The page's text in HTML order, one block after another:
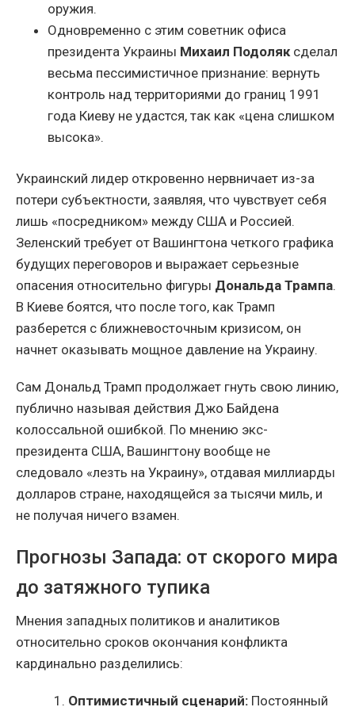
оружия.
Одновременно с этим советник офиса
президента Украины Михаил Подоляксделал
весьма пессимистичное признание: вернуть
контроль над территориями до границ 1991
года Киеву не удастся, так как «цена слишком
высока».
Украинский лидер откровенно нервничает из-за
потери субъектности, заявляя, что чувствует себя
лишь «посредником» между США и Россией.
Зеленский требует от Вашингтона четкого графика
будущих переговоров и выражает серьезные
опасения относительно фигуры Дональда Трампа.
В Киеве боятся, что после того, как Трамп
разберется с ближневосточным кризисом, он
начнет оказывать мощное давление на Украину.
Сам Дональд Трамп продолжает гнуть свою линию,
публично называя действия Джо Байдена
колоссальной ошибкой. По мнению экс-
президента США, Вашингтону вообще не
следовало «лезть на Украину», отдавая миллиарды
долларов стране, находящейся за тысячи миль, и
не получая ничего взамен.
Прогнозы Запада: от скорого мира
до затяжного тупика
Мнения западных политиков и аналитиков
относительно сроков окончания конфликта
кардинально разделились:
1. Оптимистичный сценарий: Постоянный